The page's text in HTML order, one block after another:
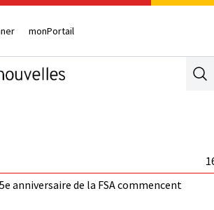
monPortail
anniversaire de la FSA commencent